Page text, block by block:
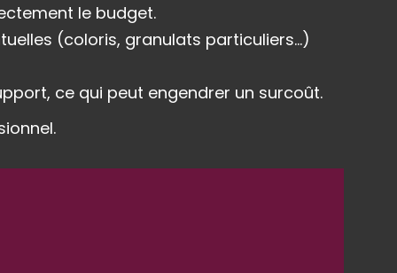
le budget.
(coloris, granulats particuliers…)
ce qui peut engendrer un surcoût.